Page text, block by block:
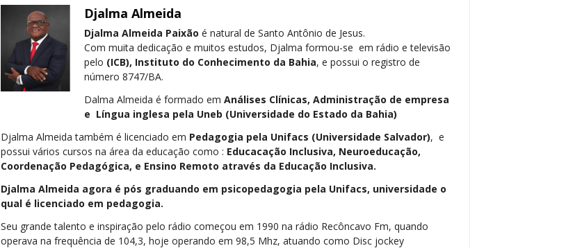
Djalma Almeida
Djalma Almeida Paixão é natural de Santo Antônio de Jesus.
Com muita dedicação e muitos estudos, Djalma formou-se em rádio e televisão
pelo (ICB), Instituto do Conhecimento da Bahia, e possui o registro de
número 8747/BA.
Dalma Almeida é formado em Análises Clínicas, Administração de empresa
e Língua inglesa pela Uneb (Universidade do Estado da Bahia)
Djalma Almeida também é licenciado em Pedagogia pela Unifacs (Universidade Salvador), e
possui vários cursos na área da educação como : Educacação Inclusiva, Neuroeducação,
Coordenação Pedagógica, e Ensino Remoto através da Educação Inclusiva.
Djalma Almeida agora é pós graduando em psicopedagogia pela Unifacs, universidade o
qual é licenciado em pedagogia.
Seu grande talento e inspiração pelo rádio começou em 1990 na rádio Recôncavo Fm, quando
operava na frequência de 104,3, hoje operando em 98,5 Mhz, atuando como Disc jockey